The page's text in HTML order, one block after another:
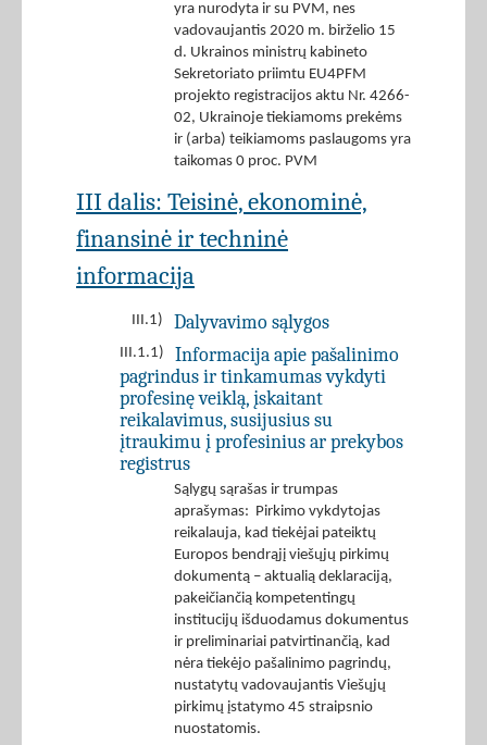
yra nurodyta ir su PVM, nes
vadovaujantis 2020 m. birželio 15
d. Ukrainos ministrų kabineto
Sekretoriato priimtu EU4PFM
projekto registracijos aktu Nr. 4266-
02, Ukrainoje tiekiamoms prekėms
ir (arba) teikiamoms paslaugoms yra
taikomas 0 proc. PVM
III dalis: Teisinė, ekonominė,
finansinė ir techninė
informacija
III.1) Dalyvavimo sąlygos
III.1.1)
Informacija apie pašalinimo
pagrindus ir tinkamumas vykdyti
profesinę veiklą, įskaitant
reikalavimus, susijusius su
įtraukimu į profesinius ar prekybos
registrus
Sąlygų sąrašas ir trumpas
aprašymas: Pirkimo vykdytojas
reikalauja, kad tiekėjai pateiktų
Europos bendrąjį viešųjų pirkimų
dokumentą – aktualią deklaraciją,
pakeičiančią kompetentingų
institucijų išduodamus dokumentus
ir preliminariai patvirtinančią, kad
nėra tiekėjo pašalinimo pagrindų,
nustatytų vadovaujantis Viešųjų
pirkimų įstatymo 45 straipsnio
nuostatomis.